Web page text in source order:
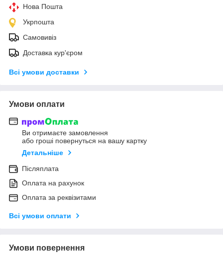
Нова Пошта
Укрпошта
Самовивіз
Доставка кур'єром
Всі умови доставки
Умови оплати
Ви отримаєте замовлення
або гроші повернуться на вашу картку
Детальніше
Післяплата
Оплата на рахунок
Оплата за реквізитами
Всі умови оплати
Умови повернення